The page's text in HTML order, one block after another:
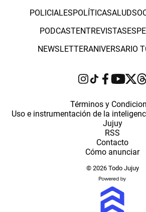
POLICIALESPOLÍTICASALUD
PODCASTENTREVISTAS
NEWSLETTERANIVERSARIO
Términos y
Uso e instrumentación de la
Jujuy
RSS
Contacto
Cómo anunciar
© 2026 Todo Jujuy